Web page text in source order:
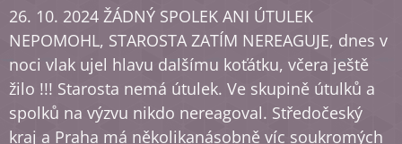
26. 10. 2024 ŽÁDNÝ SPOLEK ANI ÚTULEK
NEPOMOHL, STAROSTA ZATÍM NEREAGUJE, dnes v
noci vlak ujel hlavu dalšímu koťátku, včera ještě
žilo !!! Starosta nemá útulek. Ve skupině útulků a
spolků na výzvu nikdo nereagoval. Středočeský
kraj a Praha má několikanásobně víc soukromých